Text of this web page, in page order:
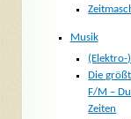
Musik
(Elektro-
Die
F/M –
Zeiten